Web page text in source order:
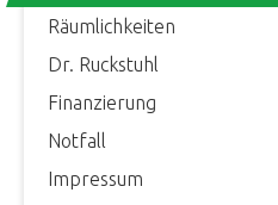
Räumlichkeiten
Dr. Ruckstuhl
Finanzierung
Notfall
Impressum